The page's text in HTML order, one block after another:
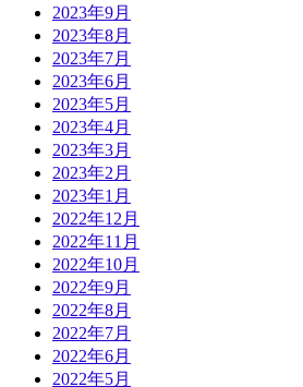
2023年9月
2023年8月
2023年7月
2023年6月
2023年5月
2023年4月
2023年3月
2023年2月
2023年1月
2022年12月
2022年11月
2022年10月
2022年9月
2022年8月
2022年7月
2022年6月
2022年5月